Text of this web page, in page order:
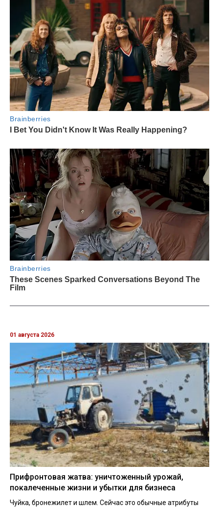
01 августа 2026
Прифронтовая жатва: уничтоженный урожай,
покалеченные жизни и убытки для бизнеса
Чуйка, бронежилет и шлем. Сейчас это обычные атрибуты